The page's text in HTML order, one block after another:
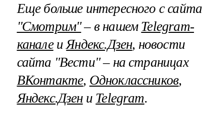
Еще больше интересного с сайта
"Смотрим"– в нашем Telegram-
каналеи Яндекс.Дзен, новости
сайта "Вести" – на страницах
ВКонтакте, Одноклассников,
Яндекс.Дзени Telegram.